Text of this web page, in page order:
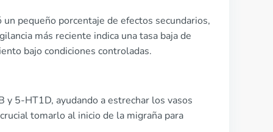
pequeño porcentaje de efectos secundarios,
más reciente indica una tasa baja de
bajo condiciones controladas.
5-HT1D, ayudando a estrechar los vasos
tomarlo al inicio de la migraña para